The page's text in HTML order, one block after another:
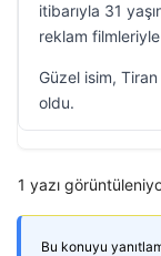
itibarıyla 31
reklam
Güzel isim,
oldu.
1 yazı
Bu konuyu